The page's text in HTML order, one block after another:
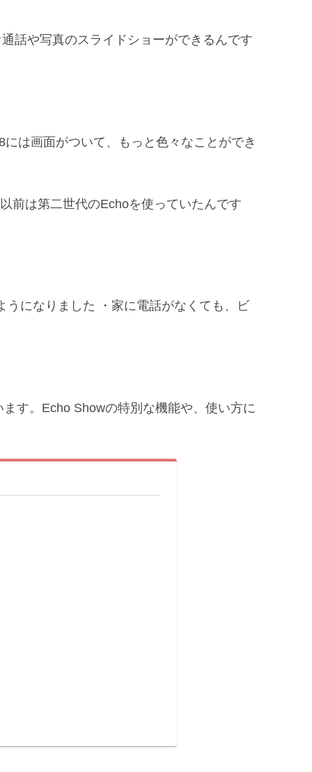
話や写真のスライドショーができるんです
は画面がついて、もっと色々なことができ
前は第二世代のEchoを使っていたんです
うになりました ・家に電話がなくても、ビ
す。Echo Showの特別な機能や、使い方に